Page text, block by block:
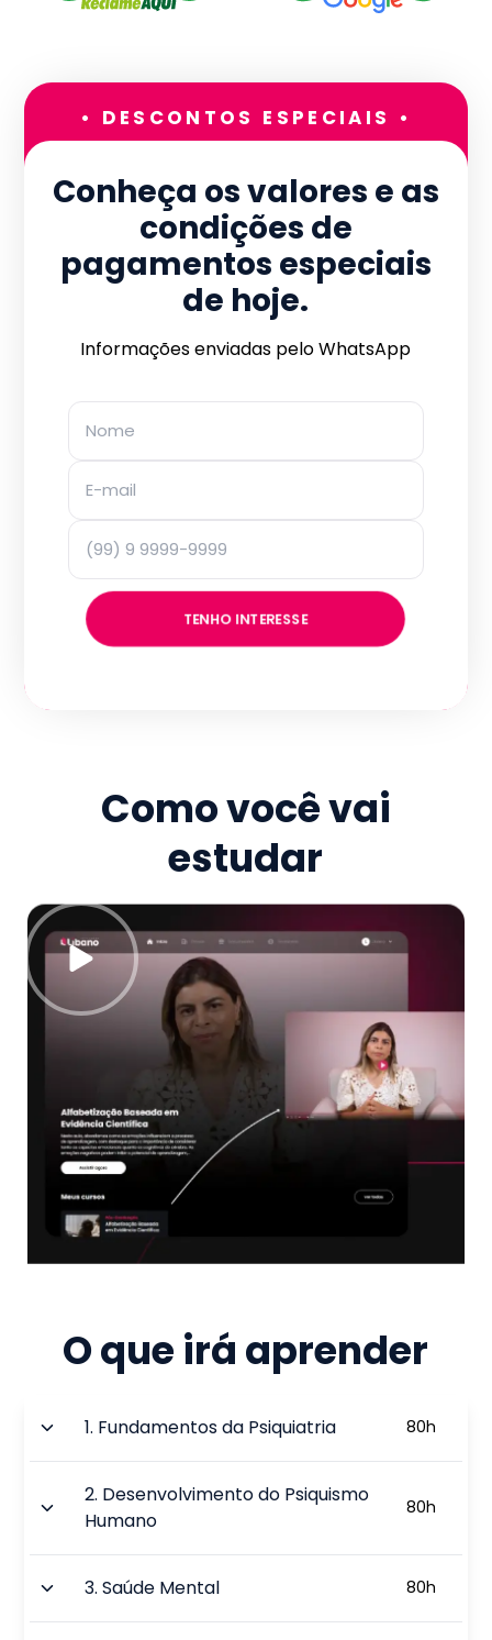
• DESCONTOS ESPECIAIS •
Conheça os valores e as
condições de
pagamentos especiais
de hoje.
Informações enviadas pelo WhatsApp
TENHO INTERESSE
Como você vai
estudar
O que irá aprender
1. Fundamentos da Psiquiatria 80h
2. Desenvolvimento do Psiquismo
Humano
80h
3.Saúde Mental 80h